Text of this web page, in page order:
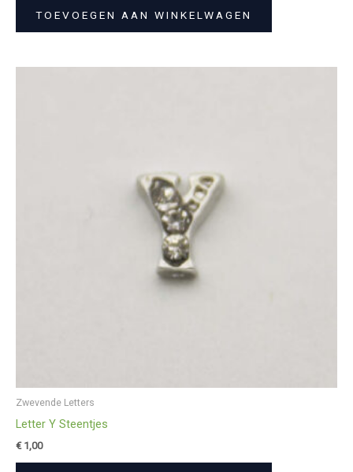
TOEVOEGEN AAN WINKELWAGEN
Zwevende Letters
Letter Y Steentjes
€1,00